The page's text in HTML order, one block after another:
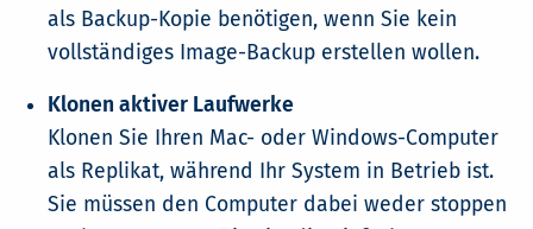
als Backup-Kopie benötigen, wenn Sie kein
vollständiges Image-Backup erstellen wollen.
Klonen aktiver Laufwerke
Klonen Sie Ihren Mac- oder Windows-Computer
als Replikat, während Ihr System in Betrieb ist.
Sie müssen den Computer dabei weder stoppen